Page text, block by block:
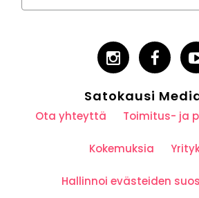
Satokausi
Ota yhteyttä Toimitus- ja
Kokemuksia
Hallinnoi evästeiden